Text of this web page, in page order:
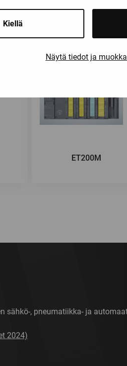
Kiellä
Näytä tiedot ja
olla kiinnostunut
ET200M
sähkö-, pneumatiikka- ja
2024)